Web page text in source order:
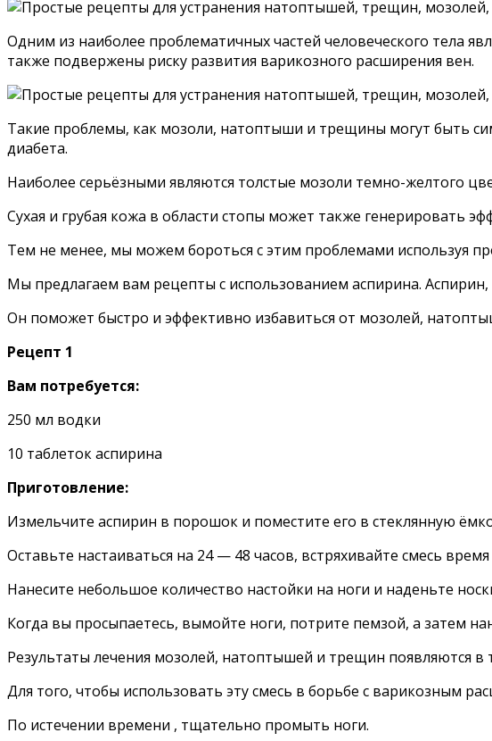
Одним из наиболее проблематичных частей человеческого тела
также подвержены риску развития варикозного расширения вен.
Такие проблемы, как мозоли, натоптыши и трещины могут быть
диабета.
Наиболее серьёзными являются толстые мозоли темно-желтого
Сухая и грубая кожа в области стопы может также генерировать
Тем не менее, мы можем бороться с этим проблемами используя
Мы предлагаем вам рецепты с использованием аспирина. Аспирин,
Он поможет быстро и эффективно избавиться от мозолей,
Рецепт 1
Вам потребуется:
250 мл водки
10 таблеток аспирина
Приготовление:
Измельчите аспирин в порошок и поместите его в стеклянную
Оставьте настаиваться на 24 — 48 часов, встряхивайте смесь
Нанесите небольшое количество настойки на ноги и наденьте
Когда вы просыпаетесь, вымойте ноги, потрите пемзой, а затем
Результаты лечения мозолей, натоптышей и трещин появляются в
Для того, чтобы использовать эту смесь в борьбе с варикозным
По истечении времени , тщательно промыть ноги.